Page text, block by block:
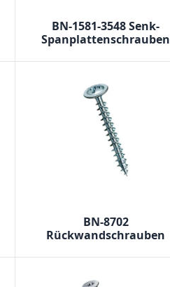
BN-1581-3548 Senk-
Spanplattenschrauben
BN-8702
Rückwandschrauben